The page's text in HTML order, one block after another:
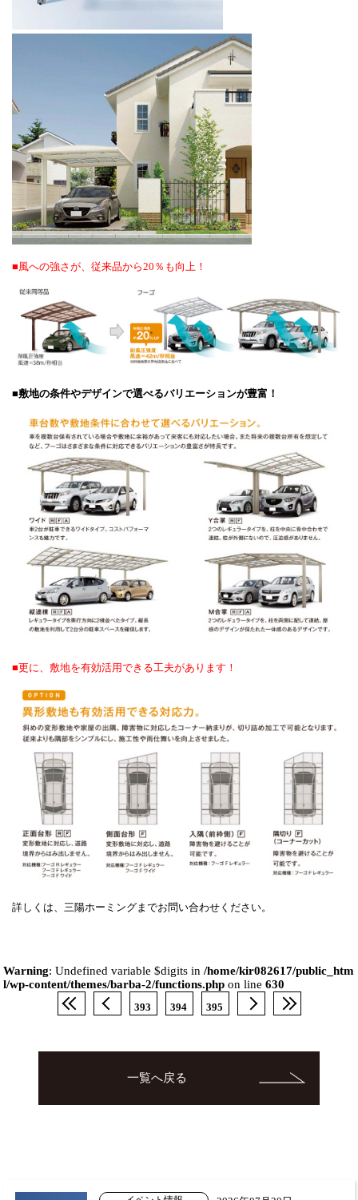
■風への強さが、従来品から20％も向上！
■敷地の条件やデザインで選べるバリエーションが豊富！
■更に、敷地を有効活用できる工夫があります！
詳しくは、三陽ホーミングまでお問い合わせください。
Warning: Undefined variable $digits in/home/kir082617/public_htm
l/wp-content/themes/barba-2/functions.php on line630
393 394 395
一覧へ戻る